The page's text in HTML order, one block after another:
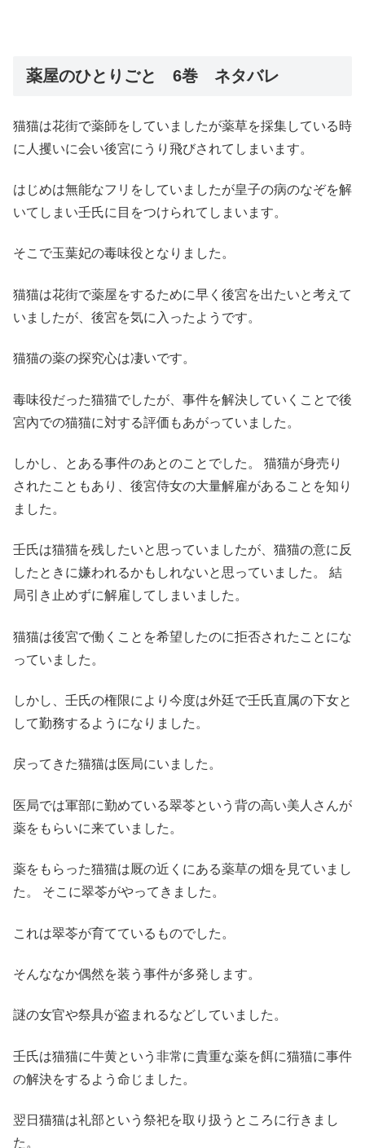
薬屋のひとりごと 6巻 ネタバレ
猫猫は花街で薬師をしていましたが薬草を採集している時
に人攫いに会い後宮にうり飛びされてしまいます。
はじめは無能なフリをしていましたが皇子の病のなぞを解
いてしまい壬氏に目をつけられてしまいます。
そこで玉葉妃の毒味役となりました。
猫猫は花街で薬屋をするために早く後宮を出たいと考えて
いましたが、後宮を気に入ったようです。
猫猫の薬の探究心は凄いです。
毒味役だった猫猫でしたが、事件を解決していくことで後
宮內での猫猫に対する評価もあがっていました。
しかし、とある事件のあとのことでした。 猫猫が身売り
されたこともあり、後宮侍女の大量解雇があることを知り
ました。
壬氏は猫猫を残したいと思っていましたが、猫猫の意に反
したときに嫌われるかもしれないと思っていました。 結
局引き止めずに解雇してしまいました。
猫猫は後宮で働くことを希望したのに拒否されたことにな
っていました。
しかし、壬氏の権限により今度は外廷で壬氏直属の下女と
して勤務するようになりました。
戻ってきた猫猫は医局にいました。
医局では軍部に勤めている翠苓という背の高い美人さんが
薬をもらいに来ていました。
薬をもらった猫猫は厩の近くにある薬草の畑を見ていまし
た。 そこに翠苓がやってきました。
これは翠苓が育てているものでした。
そんななか偶然を装う事件が多発します。
謎の女官や祭具が盗まれるなどしていました。
壬氏は猫猫に牛黄という非常に貴重な薬を餌に猫猫に事件
の解決をするよう命じました。
翌日猫猫は礼部という祭祀を取り扱うところに行きまし
た。